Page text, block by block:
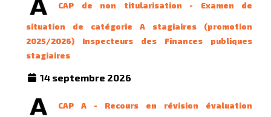
CAP de non titularisation - Examen de
situation de catégorie A stagiaires (promotion
2025/2026) Inspecteurs des Finances publiques
stagiaires
14 septembre 2026
CAP A - Recours en révision évaluation